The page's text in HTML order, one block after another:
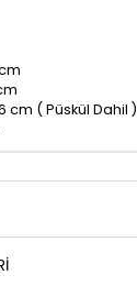
cm ( Püskül Dahil )